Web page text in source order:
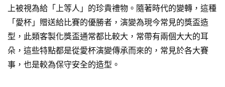
上被視為給「上等人」的珍貴禮物。隨著時代的變轉，這種
「愛杯」贈送給比賽的優勝者，演變為現今常見的獎盃造
型，此類客製化獎盃通常都比較大，常帶有兩個大大的耳
朵，這些特點都是從愛杯演變傳承而來的，常見於各大賽
事，也是較為保守安全的造型。